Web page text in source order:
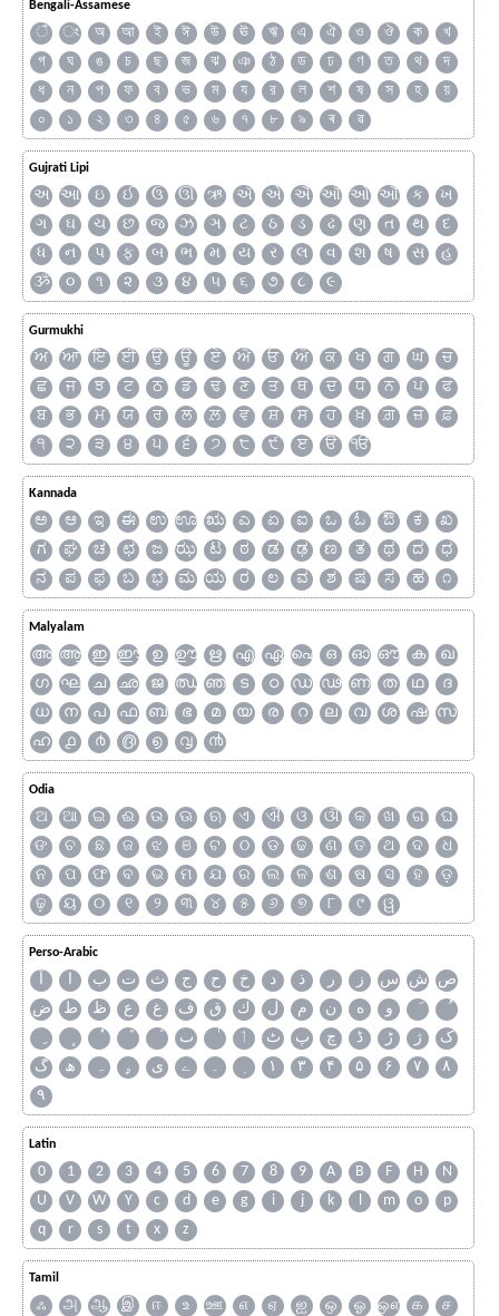
Bengali-Assamese
ঁ ং অ আ ই ঈ উ ঊ ঋ এ ঐ ও ঔ ক
খ
গ
ঘ ঙ চ ছ জ ঝ ঞ ঠ ড ঢ ণ ত থ
দ
ধ
ন প ফ ব ভ ম য র ল শ ষ স হ
য়
০
১ ২ ৩ ৪ ৫ ৬ ৭ ৮ ৯ ৰ ৱ
Gujrati Lipi
અ આ ઇ ઈ ઉ ઊ ઋ ઍ એ ઐ ઑ ઓ ઔ ક
ખ
ગ
ઘ ચ છ જ ઝ ઞ ટ ઠ ડ ઢ ણ ત થ
દ
ધ
ન પ ફ બ ભ મ ય ર લ વ શ ષ સ
હ
ૐ
૦ ૧ ૨ ૩ ૪ ૫ ૬ ૭ ૮ ૯
Gurmukhi
ਅ ਆ ਇ ਈ ਉ ਊ ਏ ਐ ਓ ਔ ਕ ਖ ਗ ਘ
ਚ
ਛ
ਜ ਝ ਟ ਠ ਡ ਢ ਣ ਤ ਥ ਦ ਧ ਨ ਪ
ਫ
ਬ
ਭ ਮ ਯ ਰ ਲ ਲ਼ ਵ ਸ਼ ਸ ਹ ਖ਼ ਗ਼ ਜ਼
ਫ਼
੧
੨ ੩ ੪ ੫ ੬ ੭ ੮ ੯ ੲ ੳ ੴ
Kannada
ಅ ಆ ಇ ಈ ಉ ಊ ಋ ಎ ಏ ಐ ಒ ಓ ಔ ಕ
ಖ
ಗ
ಘ ಚ ಛ ಜ ಝ ಟ ಠ ಡ ಢ ಣ ತ ಥ ದ
ಧ
ನ
ಪ ಫ ಬ ಭ ಮ ಯ ರ ಲ ವ ಶ ಷ ಸ ಹ ೧
Malyalam
അ ആ ഇ ഈ ഉ ഊ ഋ എ ഏ ഐ ഒ ഓ ഔ ക
ഖ
ഗ
ഘ ച ഛ ജ ഝ ഞ ട ഠ ഡ ഢ ണ ത ഥ
ദ
ധ
ന പ ഫ ബ ഭ മ യ ര റ ല വ ശ ഷ
സ
ഹ
൧ ൪ ൫ ൭ ൮ ൯
Odia
ଅ ଆ ଇ ଈ ଉ ଊ ଋ ଏ ଐ ଓ ଔ କ ଖ ଗ
ଘ
ଙ
ଚ ଛ ଜ ଝ ଞ ଟ ଠ ଡ ଢ ଣ ତ ଥ ଦ
ଧ
ନ
ପ ଫ ବ ଭ ମ ଯ ର ଲ ଳ ଶ ଷ ସ ହ
ଡ଼
ଢ଼
ୟ ୦ ୧ ୨ ୩ ୪ ୫ ୬ ୭ ୮ ୯ ୱ
Perso-Arabic
آ ا ب ت ث ج ح خ د ذ ر ز س ش ص
ض
ط ظ ع غ ف ق ك ل م ن ه
و
ٮ
ٲ ٹ پ چ ڈ ڑ ژ
ک
گ
ھ ہ ۄ ی ے ۔ ۱ ۳ ۴ ۵ ۶ ۷
۸
۹
Latin
0 1 2 3 4 5 6 7 8 9 A B F H
N
U
V W Y c d e g i j k l m o
p
q
r s t x z
Tamil
ஃ அ ஆ இ ஈ உ ஊ எ ஏ ஐ ஒ ஓ ஔ க
ச